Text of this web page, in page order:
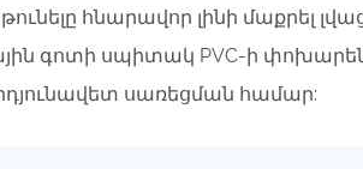
հնարավոր լինի մաքրել
գոտի սպիտակ PVC-ի
սառեցման համար: